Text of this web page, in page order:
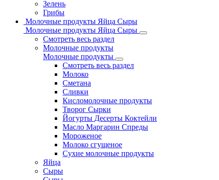
Зелень
Грибы
Молочные продукты Яйца Сыры
Молочные продукты Яйца Сыры
Смотреть весь раздел
Молочные продукты
Молочные продукты
Смотреть весь раздел
Молоко
Сметана
Сливки
Кисломолочные продукты
Творог Сырки
Йогурты Десерты Коктейли
Масло Маргарин Спреды
Мороженое
Молоко сгущеное
Сухие молочные продукты
Яйца
Сыры